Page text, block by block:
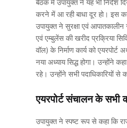
बैठक में उपायुक्त ने यह भी निर्देश
करने में आ रही बाधा दूर हो। इस
उपायुक्त ने सुरक्षा एवं
एवं एम्बुलेंस की खरीद प्रक्रिया
वॉल) के निर्माण कार्य को
नया अध्याय सिद्ध होगा। उन्होंने
रहे। उन्होंने सभी पदाधिकारियों से
एयरपोर्ट संचालन के सभी
उपायुक्त ने स्पष्ट रूप से कहा कि